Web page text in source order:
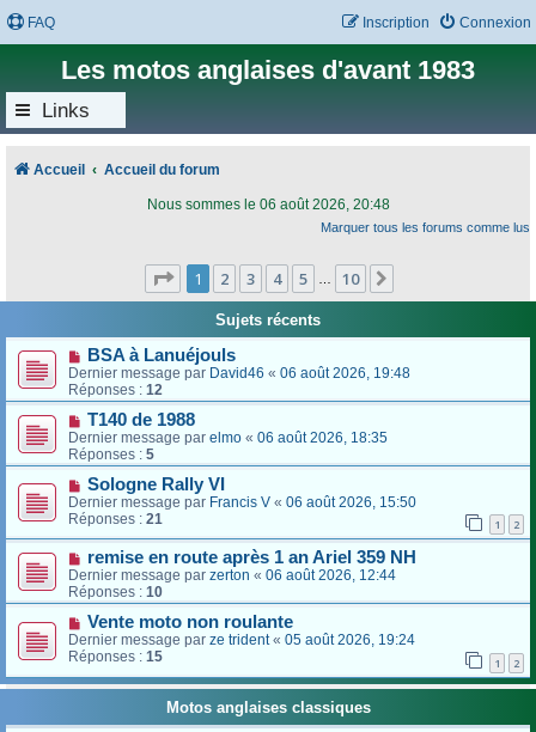
FAQ Connexion
Inscription
Les motos anglaises d'avant 1983
Links
Accueil Accueil du forum
Nous sommes le 06 août 2026, 20:48
Marquer tous les forums comme lus
Page 1sur
1 2 3 4 5 10
Sujets récents
BSA à Lanuéjouls
Dernier message par David46 « 06 août 2026, 19:48
Réponses : 12
T140 de 1988
Dernier message par elmo « 06 août 2026, 18:35
Réponses : 5
Sologne Rally VI
Dernier message par Francis V « 06 août 2026, 15:50
Réponses : 21 1 2
remise en route après 1 an Ariel 359 NH
Dernier message par zerton « 06 août 2026, 12:44
Réponses : 10
Vente moto non roulante
Dernier message par ze trident« 05 août 2026, 19:24
Réponses : 15 1 2
Motos anglaises classiques